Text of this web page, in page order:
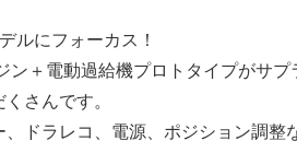
ルにフォーカス！
ン＋電動過給機プロトタイプがサ
さんです。
ドラレコ、電源、ポジション調整